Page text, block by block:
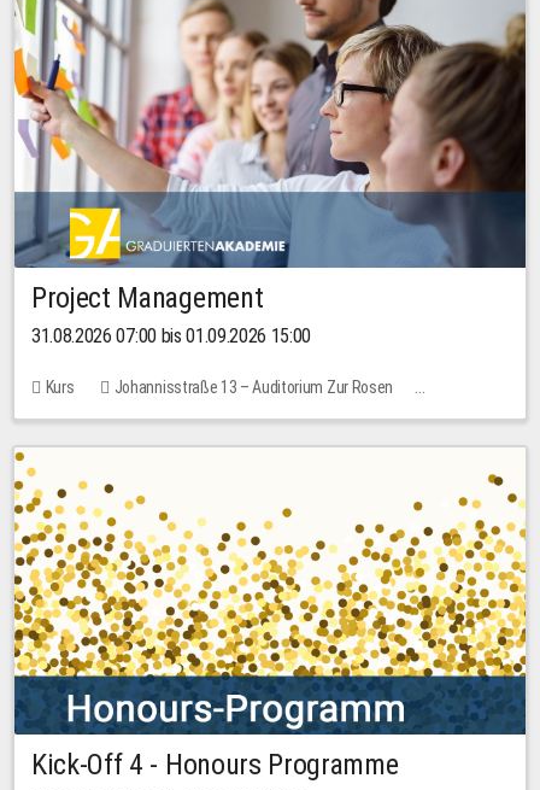
Project Management
31.08.2026 07:00 bis 01.09.2026 15:00
Kurs
Johannisstraße 13 – Auditorium Zur Rosen
Keine freien Plätze
30,00 EUR
Kick-Off 4 - Honours Programme